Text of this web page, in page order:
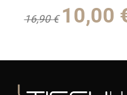
16,90€
Preis
10,00